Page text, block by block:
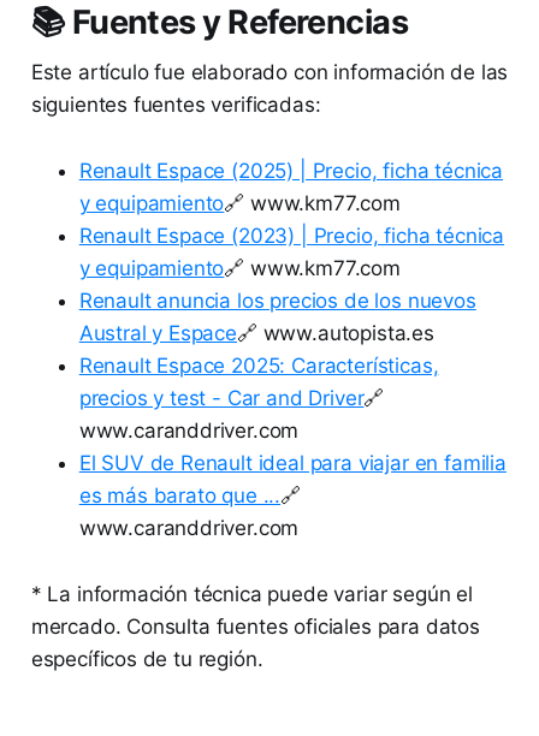
📚 Fuentes y Referencias
Este artículo fue elaborado con información de las
siguientes fuentes verificadas:
Renault Espace (2025) | Precio, ficha técnica
y equipamiento🔗 www.km77.com
Renault Espace (2023) | Precio, ficha técnica
y equipamiento🔗 www.km77.com
Renault anuncia los precios de los nuevos
Austral y Espace🔗 www.autopista.es
Renault Espace 2025: Características,
precios y test - Car and Driver🔗
www.caranddriver.com
El SUV de Renault ideal para viajar en familia
es más barato que ...🔗
www.caranddriver.com
* La información técnica puede variar según el
mercado. Consulta fuentes oficiales para datos
específicos de tu región.